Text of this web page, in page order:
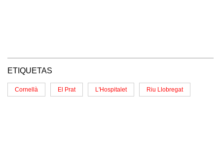
ETIQUETAS
Cornellà El Prat L'Hospitalet Riu Llobregat